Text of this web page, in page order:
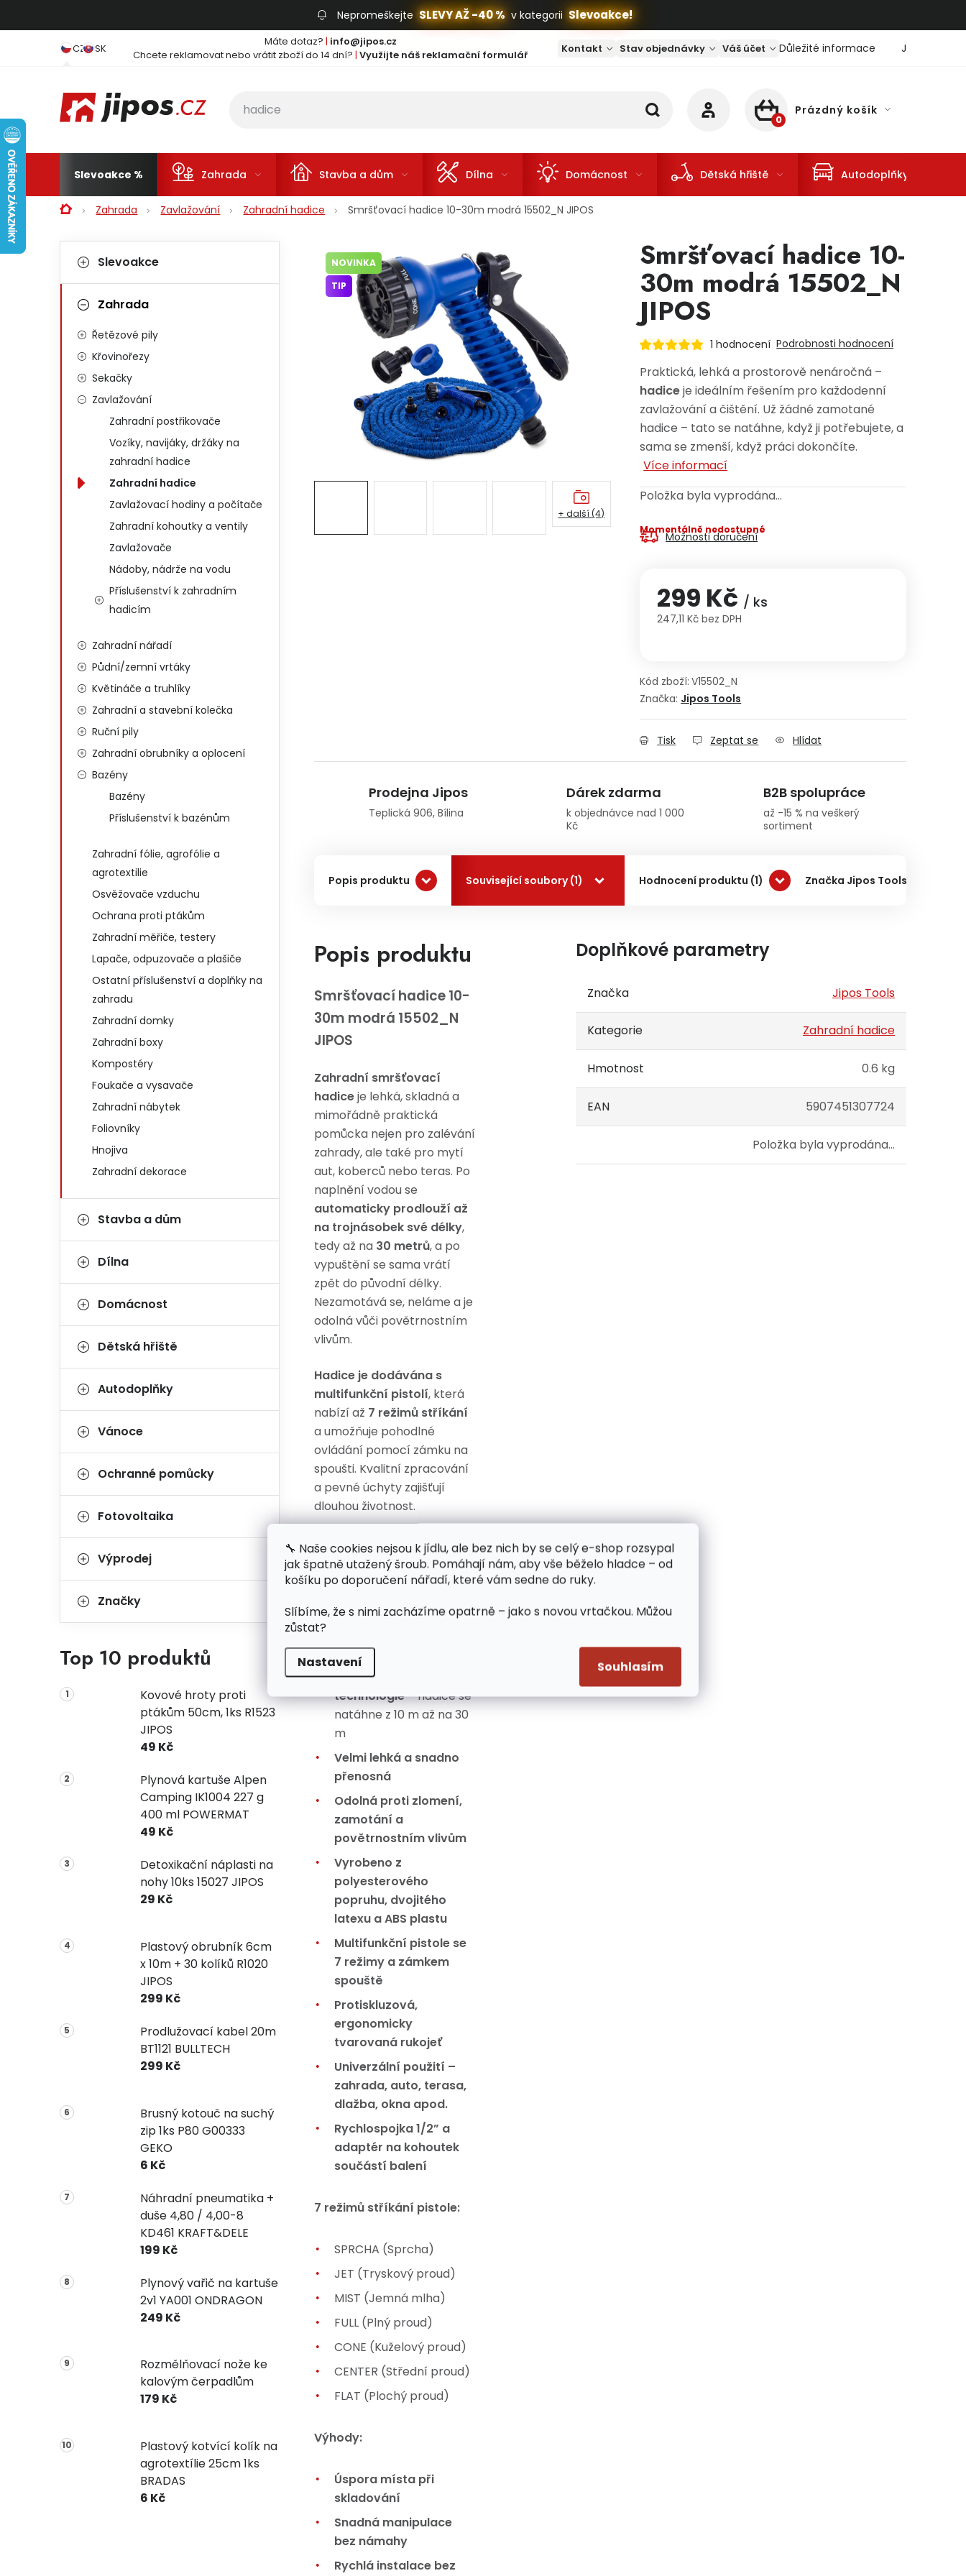
🔧 Naše cookies nejsou k jídlu, ale bez nich by se celý e-shop rozsypal
jak špatně utažený šroub. Pomáhají nám, aby vše běželo hladce – od
košíku po doporučení nářadí, které vám sedne do ruky.
Slíbíme, že s nimi zacházíme opatrně – jako s novou vrtačkou. Můžou
zůstat?
Nastavení Souhlasím
Nepromeškejte SLEVY AŽ -40 % v kategorii Slevoakce!
CZ SK Máte dotaz? | info@jipos.cz
Chcete reklamovat nebo vrátit zboží do 14 dní? | Využijte náš reklamační formulář Kontakt Stav objednávky Váš účet Důležité informace Jaký je
NÁKUPNÍ KOŠÍK
Prázdný košík
Slevoakce Zahrada Stavba a dům Dílna Domácnost Dětská hřiště Autodoplňky
DomůZahrada Zavlažování Zahradní hadice Smršťovací hadice 10-30m modrá 15502_N JIPOS
Postranní panel
Kategorie
Slevoakce
Zahrada
Řetězové pily
Křovinořezy
Sekačky
Zavlažování
Zahradní postřikovače
Vozíky, navijáky, držáky na
zahradní hadice
Zahradní hadice
Zavlažovací hodiny a počítače
Zahradní kohoutky a ventily
Zavlažovače
Nádoby, nádrže na vodu
Příslušenství k zahradním
hadicím
Zahradní nářadí
Půdní/zemní vrtáky
Květináče a truhlíky
Zahradní a stavební kolečka
Ruční pily
Zahradní obrubníky a oplocení
Bazény
Bazény
Příslušenství k bazénům
Zahradní fólie, agrofólie a
agrotextilie
Osvěžovače vzduchu
Ochrana proti ptákům
Zahradní měřiče, testery
Lapače, odpuzovače a plašiče
Ostatní příslušenství a doplňky na
zahradu
Zahradní domky
Zahradní boxy
Kompostéry
Foukače a vysavače
Zahradní nábytek
Foliovníky
Hnojiva
Zahradní dekorace
Stavba a dům
Dílna
Domácnost
Dětská hřiště
Autodoplňky
Vánoce
Ochranné pomůcky
Fotovoltaika
Výprodej
Značky
Top 10 produktů
Kovové hroty proti
ptákům 50cm, 1ks R1523
JIPOS
49 Kč
Plynová kartuše Alpen
Camping IK1004 227 g
400 ml POWERMAT
49 Kč
Detoxikační náplasti na
nohy 10ks 15027 JIPOS
29 Kč
Plastový obrubník 6cm
x 10m + 30 kolíků R1020
JIPOS
299 Kč
Prodlužovací kabel 20m
BT1121 BULLTECH
299 Kč
Brusný kotouč na suchý
zip 1ks P80 G00333
GEKO
6 Kč
Náhradní pneumatika +
duše 4,80 / 4,00-8
KD461 KRAFT&DELE
199 Kč
Plynový vařič na kartuše
2v1 YA001 ONDRAGON
249 Kč
Rozmělňovací nože ke
kalovým čerpadlům
179 Kč
Plastový kotvící kolík na
agrotextílie 25cm 1ks
BRADAS
6 Kč
Smršťovací hadice 10-
30m modrá 15502_N
JIPOS
1 hodnocení Podrobnosti hodnocení
Praktická, lehká a prostorově nenáročná –
hadiceje ideálním řešením pro každodenní
zavlažování a čištění. Už žádné zamotané
hadice – tato se natáhne, když ji potřebujete, a
sama se zmenší, když práci dokončíte.
Více informací
Položka byla vyprodána…
Momentálně nedostupné
Možnosti doručení
299 Kč / ks
247,11 Kč bez DPH
Kód zboží: V15502_N
Značka: Jipos Tools
Tisk Zeptat se Hlídat
NOVINKA
TIP
+ další (4)
Prodejna Jipos
Teplická 906, Bílina
Dárek zdarma
k objednávce nad 1 000
Kč
B2B spolupráce
až -15 % na veškerý
sortiment
Popis produktu Související soubory (1) Hodnocení produktu (1) Značka Jipos Tools
Popis produktu
Smršťovací hadice 10-
30m modrá 15502_N
JIPOS
Zahradní smršťovací
hadiceje lehká, skladná a
mimořádně praktická
pomůcka nejen pro zalévání
zahrady, ale také pro mytí
aut, koberců nebo teras. Po
naplnění vodou se
automaticky prodlouží až
na trojnásobek své délky,
tedy až na 30 metrů, a po
vypuštění se sama vrátí
zpět do původní délky.
Nezamotává se, neláme a je
odolná vůči povětrnostním
vlivům.
Hadice je dodávána s
multifunkční pistolí, která
nabízí až 7 režimů stříkání
a umožňuje pohodlné
ovládání pomocí zámku na
spoušti. Kvalitní zpracování
a pevné úchyty zajišťují
dlouhou životnost.
Vlastnosti:
Smršťovací
technologie– hadice se
natáhne z 10 m až na 30
m
Velmi lehká a snadno
přenosná
Odolná proti zlomení,
zamotání a
povětrnostním vlivům
Vyrobeno z
polyesterového
popruhu, dvojitého
latexu a ABS plastu
Multifunkční pistole se
7 režimy a zámkem
spouště
Protiskluzová,
ergonomicky
tvarovaná rukojeť
Univerzální použití –
zahrada, auto, terasa,
dlažba, okna apod.
Rychlospojka 1/2” a
adaptér na kohoutek
součástí balení
7 režimů stříkání pistole:
SPRCHA (Sprcha)
JET (Tryskový proud)
MIST (Jemná mlha)
FULL (Plný proud)
CONE (Kuželový proud)
CENTER (Střední proud)
FLAT (Plochý proud)
Výhody:
Úspora místa při
skladování
Snadná manipulace
bez námahy
Rychlá instalace bez
Doplňkové parametry
Značka Jipos Tools
Kategorie Zahradní hadice
Hmotnost 0.6 kg
EAN 5907451307724
Položka byla vyprodána…